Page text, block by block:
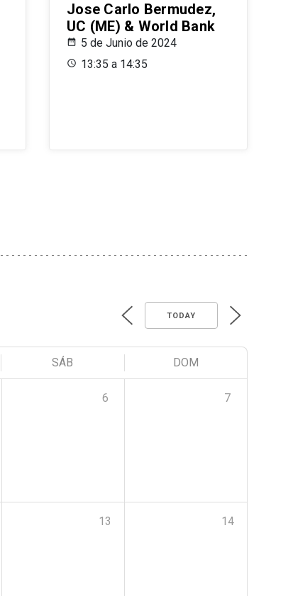
Jose Carlo Bermudez,
UC (ME) & World Bank
5 de Junio de 2024
13:35 a 14:35
TODAY
SÁB DOM
6 7
13 14